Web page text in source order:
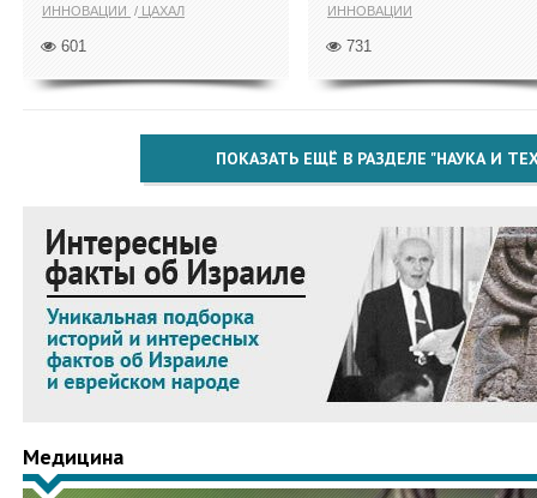
ИННОВАЦИИ ЦАХАЛ
601
ИННОВАЦИИ
731
ПОКАЗАТЬ ЕЩЁ В РАЗДЕЛЕ "НАУКА И
Медицина